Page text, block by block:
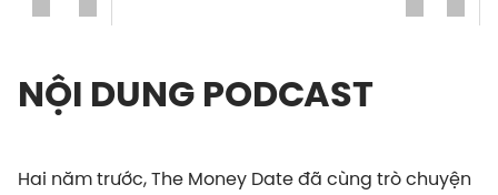
NỘI DUNG PODCAST
Hai năm trước, The Money Date đã cùng trò chuyện